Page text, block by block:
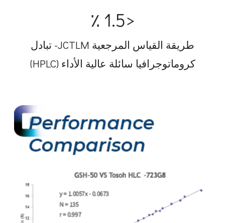
<1.5 ٪
طريقة القياس المرجعية JCTLM- تبادل
كروماتوجرافيا سائلة عالية الأداء (HPLC)